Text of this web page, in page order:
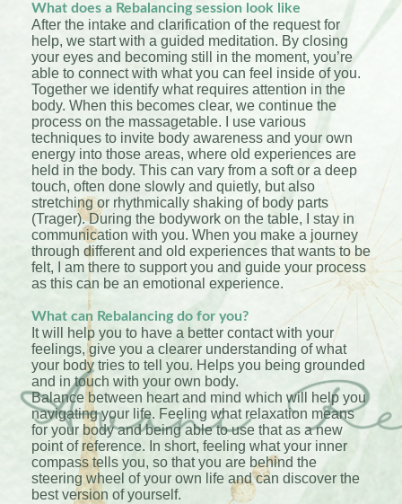
What does a Rebalancing session look like
After the intake and clarification of the request for
help, we start with a guided meditation. By closing
your eyes and becoming still in the moment, you’re
able to connect with what you can feel inside of you.
Together we identify what requires attention in the
body. When this becomes clear, we continue the
process on the massagetable. I use various
techniques to invite body awareness and your own
energy into those areas, where old experiences are
held in the body. This can vary from a soft or a deep
touch, often done slowly and quietly, but also
stretching or rhythmically shaking of body parts
(Trager). During the bodywork on the table, I stay in
communication with you. When you make a journey
through different and old experiences that wants to be
felt, I am there to support you and guide your process
as this can be an emotional experience.
What can Rebalancing do for you?
It will help you to have a better contact with your
feelings, give you a clearer understanding of what
your body tries to tell you. Helps you being grounded
and in touch with your own body.
Balance between heart and mind which will help you
navigating your life. Feeling what relaxation means
for your body and being able to use that as a new
point of reference. In short, feeling what your inner
compass tells you, so that you are behind the
steering wheel of your own life and can discover the
best version of yourself.